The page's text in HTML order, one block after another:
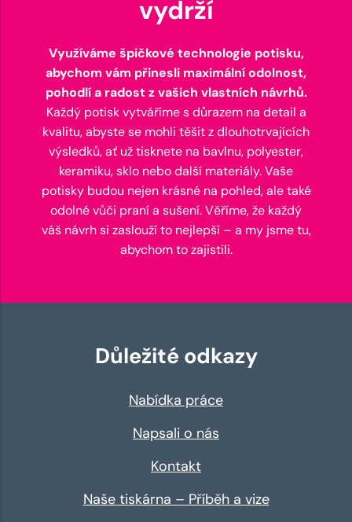
vydrží
Využíváme špičkové technologie potisku,
abychom vám přinesli maximální odolnost,
pohodlí a radost z vašich vlastních návrhů.
Každý potisk vytváříme s důrazem na detail a
kvalitu, abyste se mohli těšit z dlouhotrvajících
výsledků, ať už tisknete na bavlnu, polyester,
keramiku, sklo nebo další materiály. Vaše
potisky budou nejen krásné na pohled, ale také
odolné vůči praní a sušení. Věříme, že každý
váš návrh si zaslouží to nejlepší – a my jsme tu,
abychom to zajistili.
Důležité odkazy
Nabídka práce
Napsali o nás
Kontakt
Naše tiskárna – Příběh a vize